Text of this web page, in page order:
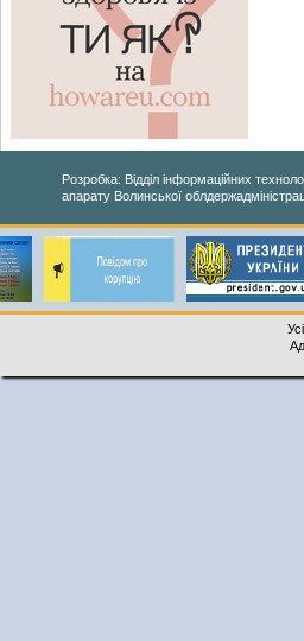
Розробка: Відділ інформаційних
апарату Волинської